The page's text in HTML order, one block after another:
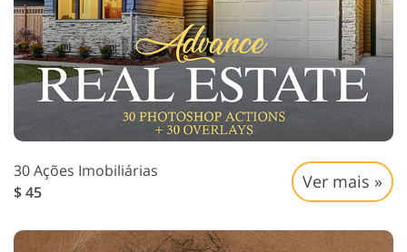
30 Ações Imobiliárias
$ 45
Ver mais »